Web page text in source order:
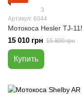
3
Артикул: 6044
Мотокоса Hesler TJ-
15 010 грн 15 800 грн
Купить